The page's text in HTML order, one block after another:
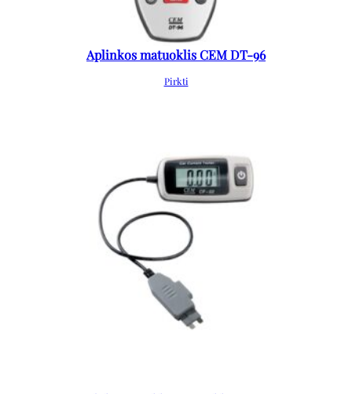
Aplinkos matuoklis CEM DT-96
Pirkti